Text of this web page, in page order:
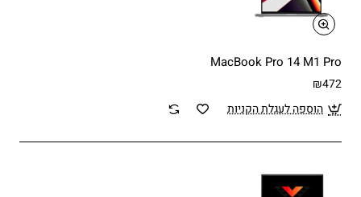
MacBook Pro 14 M1 Pro
₪472
הוספה לעגלת הקניות